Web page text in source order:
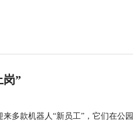
岗”
多款机器人“新员工”，它们在公